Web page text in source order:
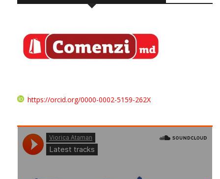
https://orcid.org/0000-0002-5159-262X